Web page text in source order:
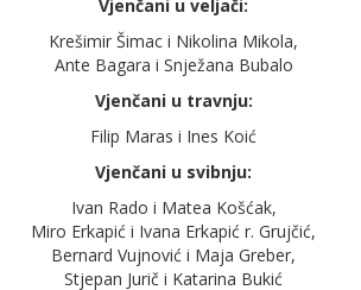
Vjenčani u veljači:
Krešimir Šimac i Nikolina Mikola,
Ante Bagara i Snježana Bubalo
Vjenčani u travnju:
Filip Maras i Ines Koić
Vjenčani u svibnju:
Ivan Rado i Matea Košćak,
Miro Erkapić i Ivana Erkapić r. Grujčić,
Bernard Vujnović i Maja Greber,
Stjepan Jurič i Katarina Bukić